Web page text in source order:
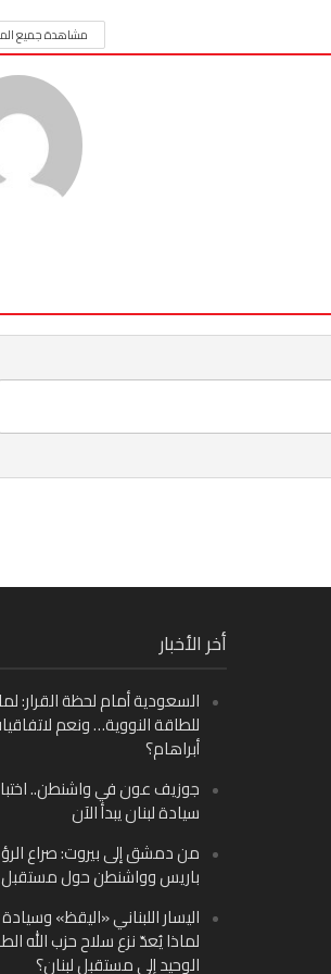
مشاهدة جميع
أخر الأخبار
السعودية أمام لحظة القرار:
للطاقة النووية… ونعم
أبراهام؟
جوزيف عون في واشنطن..
سيادة لبنان يبدأ الآن
من دمشق إلى بيروت: صراع
باريس وواشنطن حول مستقبل
اليسار اللبناني «اليقظ»
لماذا يُعدّ نزع سلاح حزب الله
الوحيد إلى مستقبل لبنان؟